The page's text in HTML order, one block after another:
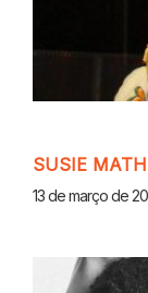
SUSIE
13 de março de